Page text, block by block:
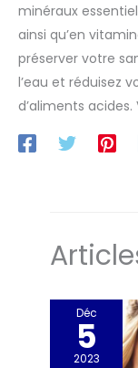
minéraux
ainsi qu’en
préserver votre
l’eau et réduisez
d’aliments
Déc
5
2023